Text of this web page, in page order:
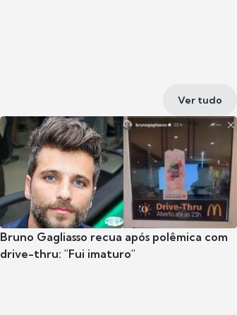
Ver tudo
Bruno Gagliasso recua após polêmica com
drive-thru: "Fui imaturo"